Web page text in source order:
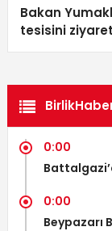
Bakan
tesisini
0:00
0:00
Beypazarı